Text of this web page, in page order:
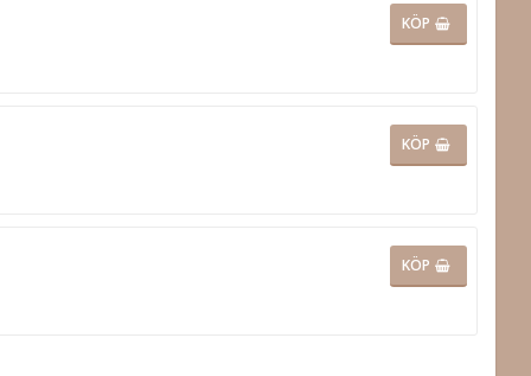
KÖP
KÖP
KÖP